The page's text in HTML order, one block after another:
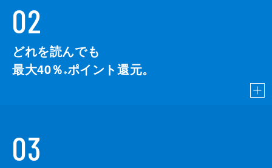
02
どれを読んでも
最大40％ ※ポイント還元。
03